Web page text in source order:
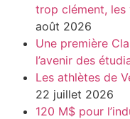
trop clément, les
août 2026
Une première
l’avenir des
Les athlètes de
22 juillet 2026
120 M$ pour